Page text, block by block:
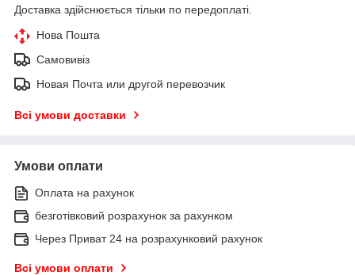
Доставка здійснюється тільки по передоплаті.
Нова Пошта
Самовивіз
Новая Почта или другой перевозчик
Всі умови доставки
Умови оплати
Оплата на рахунок
безготівковий розрахунок за рахунком
Через Приват 24 на розрахунковий рахунок
Всі умови оплати